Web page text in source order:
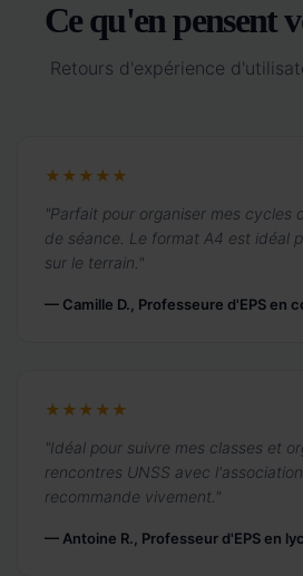
Ce qu'en pensent
Retours d'expérience
★★★★★
"Parfait pour organiser mes cycles
de séance. Le format A4 est idéal
sur le terrain."
— Camille D., Professeure d'EPS en
★★★★★
"Idéal pour suivre mes classes et
rencontres UNSS avec
recommande vivement."
— Antoine R., Professeur d'EPS en